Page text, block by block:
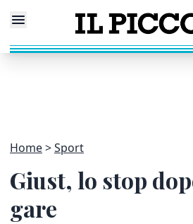
Home Sport
Giust, lo stop
gare